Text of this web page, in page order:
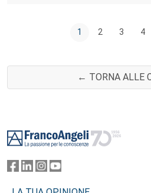
1 2 3 4
← TORNA ALLE